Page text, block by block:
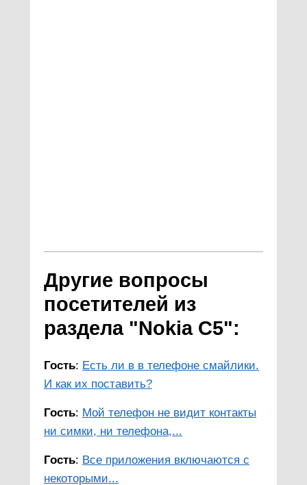
Другие вопросы
посетителей из
раздела "Nokia C5":
Гость: Есть ли в в телефоне смайлики.
И как их поставить?
Гость: Мой телефон не видит контакты
ни симки, ни телефона,...
Гость: Все приложения включаются с
некоторыми...